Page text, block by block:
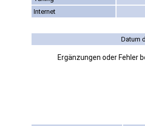
Internet
Datum
Ergänzungen oder Fehler